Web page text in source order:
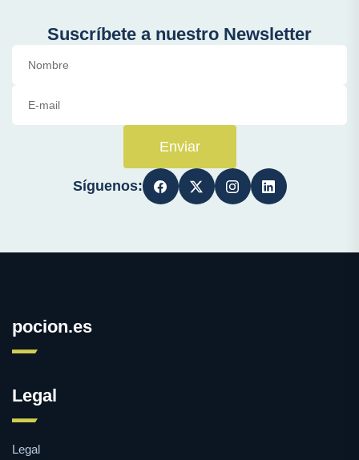
Suscríbete a nuestro Newsletter
Enviar
Síguenos:
pocion.es
Legal
Legal